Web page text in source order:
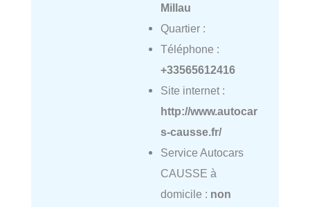
Millau
Quartier :
Téléphone :
+33565612416
Site internet :
http://www.autocar
s-causse.fr/
Service Autocars
CAUSSE à
domicile : non